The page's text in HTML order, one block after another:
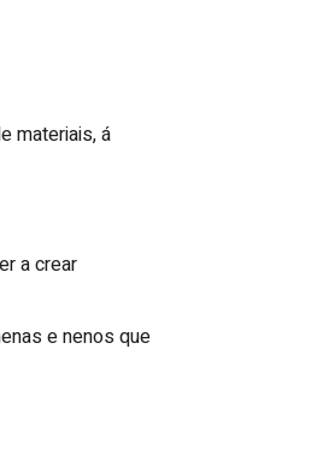
materiais, á
a crear
e nenos que